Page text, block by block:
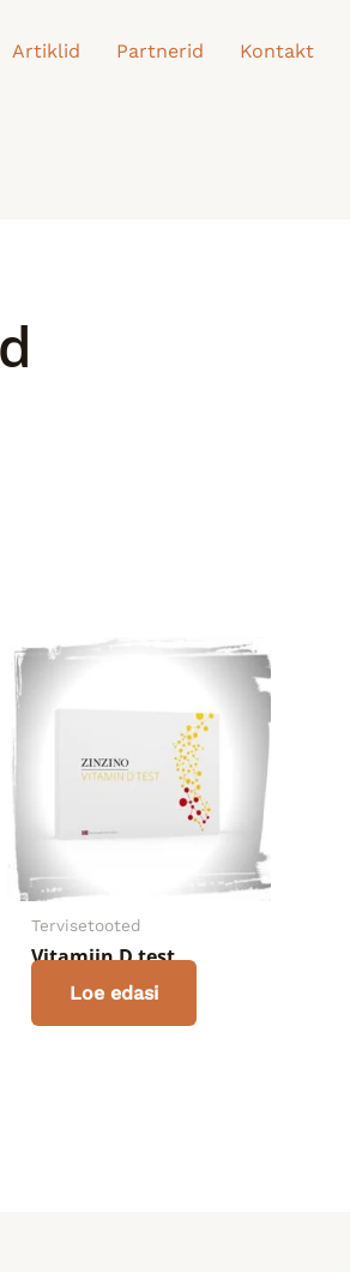
Artiklid Partnerid Kontakt
Tervisetooted
Vitamiin D test
Loe edasi